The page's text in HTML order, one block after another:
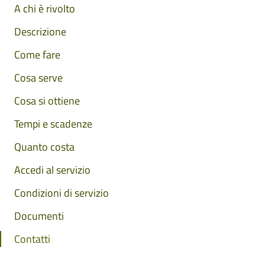
A chi è rivolto
Descrizione
Come fare
Cosa serve
Cosa si ottiene
Tempi e scadenze
Quanto costa
Accedi al servizio
Condizioni di servizio
Documenti
Contatti